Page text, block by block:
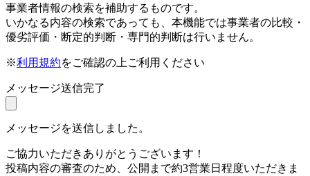
事業者情報の検索を補助するものです。
いかなる内容の検索であっても、本機能では事業者の比較・
優劣評価・断定的判断・専門的判断は行いません。
※利用規約をご確認の上ご利用ください
メッセージ送信完了
メッセージを送信しました。
ご協力いただきありがとうございます！
投稿内容の審査のため、公開まで約3営業日程度いただきま